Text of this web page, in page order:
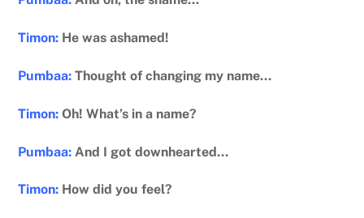
Timon: He was ashamed!
Pumbaa: Thought of changing my name…
Timon: Oh! What’s in a name?
Pumbaa: And I got downhearted…
Timon: How did you feel?